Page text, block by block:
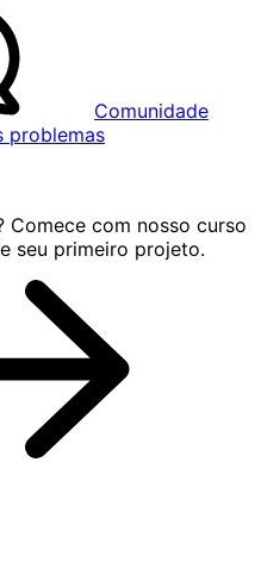
Comunidade
problemas
Comece com nosso curso
seu primeiro projeto.